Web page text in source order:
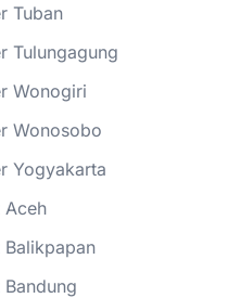
Tuban
Tulungagung
Wonogiri
Wonosobo
Yogyakarta
Aceh
Balikpapan